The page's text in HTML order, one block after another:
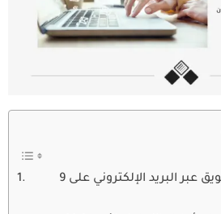
9 أسباب وراء تربع التسويق عبر البريد الإلكتروني على